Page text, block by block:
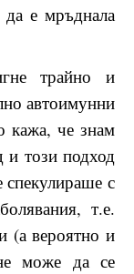
е мръднала
трайно и
автоимунни
кажа, че знам
и този подход
спекулираше с
т.е.
(а вероятно и
може да се